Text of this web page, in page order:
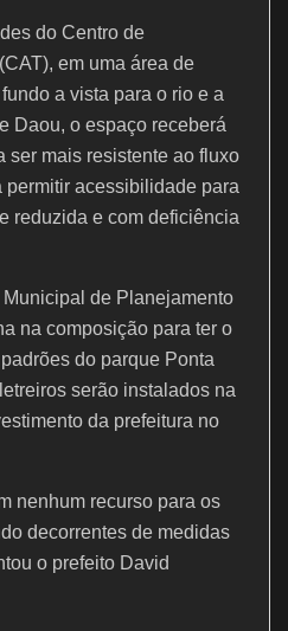
do Centro de
em uma área de
a vista para o rio e a
Daou, o espaço receberá
ser mais resistente ao fluxo
acessibilidade para
reduzida e com deficiência
de Planejamento
na composição para ter o
do parque Ponta
serão instalados na
da prefeitura no
nenhum recurso para os
decorrentes de medidas
o prefeito David